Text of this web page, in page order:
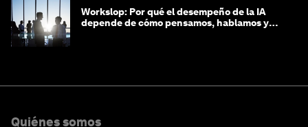
Workslop: Por qué el desempeño de la IA
depende de cómo pensamos, hablamos y
Quiénes somos